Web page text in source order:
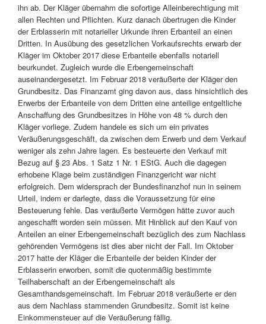
ihn ab. Der Kläger übernahm die sofortige Alleinberechtigung mit
allen Rechten und Pflichten. Kurz danach übertrugen die Kinder
der Erblasserin mit notarieller Urkunde ihren Erbanteil an einen
Dritten. In Ausübung des gesetzlichen Vorkaufsrechts erwarb der
Kläger im Oktober 2017 diese Erbanteile ebenfalls notariell
beurkundet. Zugleich wurde die Erbengemeinschaft
auseinandergesetzt. Im Februar 2018 veräußerte der Kläger den
Grundbesitz. Das Finanzamt ging davon aus, dass hinsichtlich des
Erwerbs der Erbanteile von dem Dritten eine anteilige entgeltliche
Anschaffung des Grundbesitzes in Höhe von 48 % durch den
Kläger vorliege. Zudem handele es sich um ein privates
Veräußerungsgeschäft, da zwischen dem Erwerb und dem Verkauf
weniger als zehn Jahre lagen. Es besteuerte den Verkauf mit
Bezug auf § 23 Abs. 1 Satz 1 Nr. 1 EStG. Auch die dagegen
erhobene Klage beim zuständigen Finanzgericht war nicht
erfolgreich. Dem widersprach der Bundesfinanzhof nun in seinem
Urteil, indem er darlegte, dass die Voraussetzung für eine
Besteuerung fehle. Das veräußerte Vermögen hätte zuvor auch
angeschafft worden sein müssen. Mit Hinblick auf den Kauf von
Anteilen an einer Erbengemeinschaft bezüglich des zum Nachlass
gehörenden Vermögens ist dies aber nicht der Fall. Im Oktober
2017 hatte der Kläger die Erbanteile der beiden Kinder der
Erblasserin erworben, somit die quotenmäßig bestimmte
Teilhaberschaft an der Erbengemeinschaft als
Gesamthandsgemeinschaft. Im Februar 2018 veräußerte er den
aus dem Nachlass stammenden Grundbesitz. Somit ist keine
Einkommensteuer auf die Veräußerung fällig.